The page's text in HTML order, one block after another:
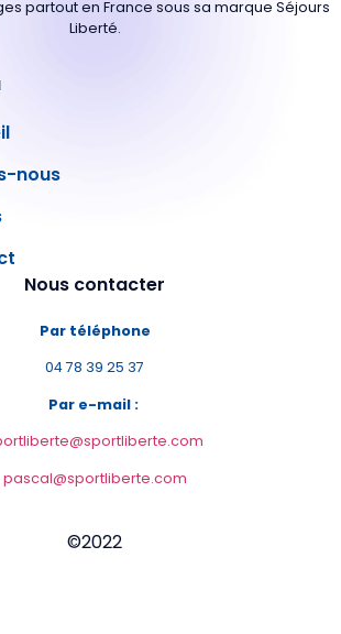
partout en France sous sa marque Séjours
Liberté.
nous
Nous contacter
Par téléphone
04 78 39 25 37
Par e-mail :
pascal@sportliberte.com
©2022